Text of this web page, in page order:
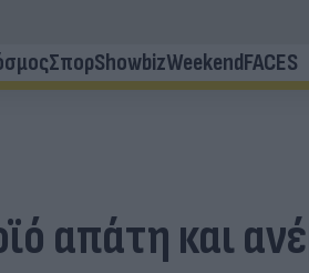
ΣπορShowbizWeekendFACES
απάτη και